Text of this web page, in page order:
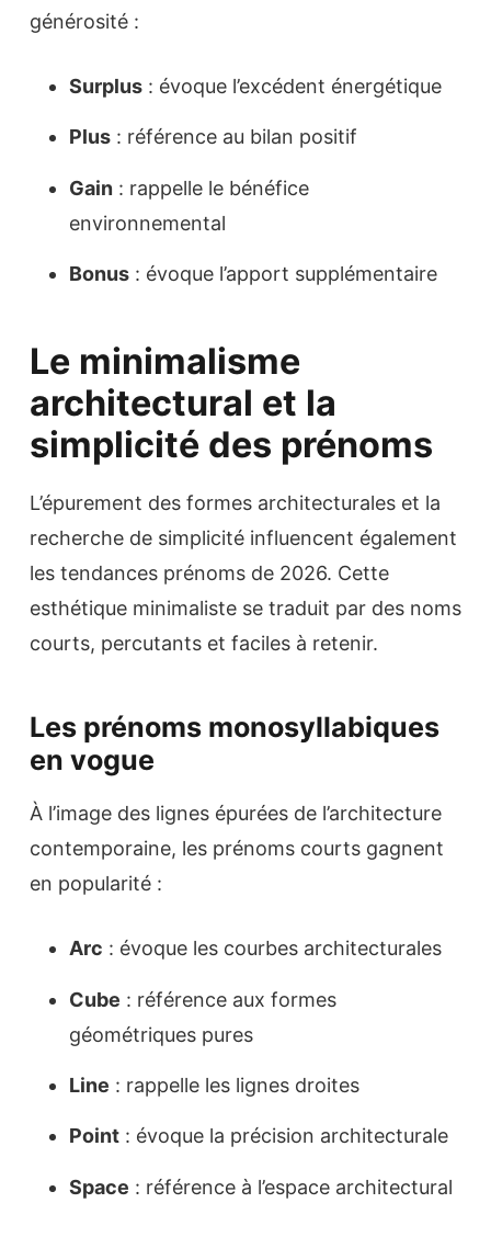
générosité :
Surplus : évoque l’excédent énergétique
Plus : référence au bilan positif
Gain : rappelle le bénéfice
environnemental
Bonus : évoque l’apport supplémentaire
Le minimalisme
architectural et la
simplicité des prénoms
L’épurement des formes architecturales et la
recherche de simplicité influencent également
les tendances prénoms de 2026. Cette
esthétique minimaliste se traduit par des noms
courts, percutants et faciles à retenir.
Les prénoms monosyllabiques
en vogue
À l’image des lignes épurées de l’architecture
contemporaine, les prénoms courts gagnent
en popularité :
Arc : évoque les courbes architecturales
Cube : référence aux formes
géométriques pures
Line : rappelle les lignes droites
Point : évoque la précision architecturale
Space : référence à l’espace architectural